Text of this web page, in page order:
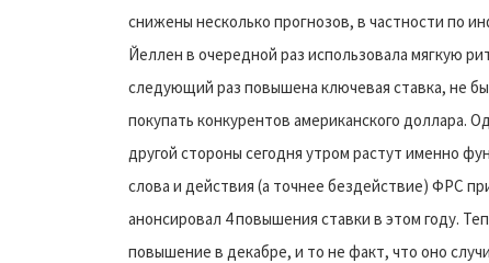
снижены несколько прогнозов, в частности по
Йеллен в очередной раз использовала мягкую
следующий раз повышена ключевая ставка, не
покупать конкурентов американского доллара.
другой стороны сегодня утром растут именно
слова и действия (а точнее бездействие) ФРС
анонсировал 4 повышения ставки в этом году.
повышение в декабре, и то не факт, что оно